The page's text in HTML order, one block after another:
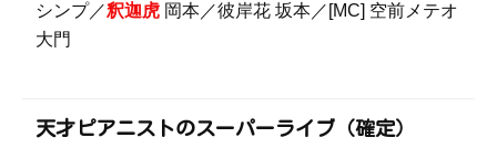
シンプ／釈迦虎 岡本／彼岸花 坂本／[MC] 空前メテオ
大門
天才ピアニストのスーパーライブ（確定）